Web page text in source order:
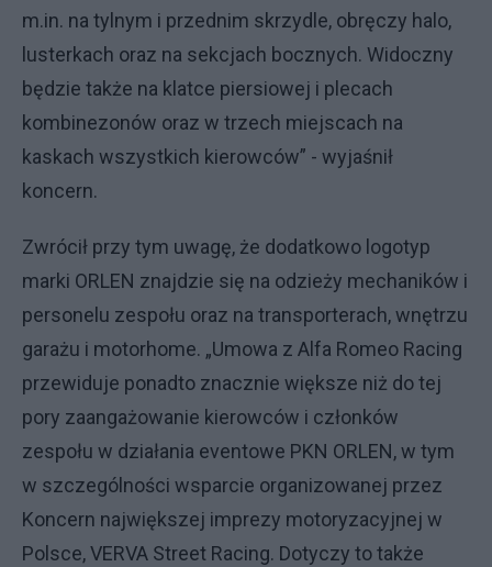
m.in. na tylnym i przednim skrzydle, obręczy halo,
lusterkach oraz na sekcjach bocznych. Widoczny
będzie także na klatce piersiowej i plecach
kombinezonów oraz w trzech miejscach na
kaskach wszystkich kierowców” - wyjaśnił
koncern.
Zwrócił przy tym uwagę, że dodatkowo logotyp
marki ORLEN znajdzie się na odzieży mechaników i
personelu zespołu oraz na transporterach, wnętrzu
garażu i motorhome. „Umowa z Alfa Romeo Racing
przewiduje ponadto znacznie większe niż do tej
pory zaangażowanie kierowców i członków
zespołu w działania eventowe PKN ORLEN, w tym
w szczególności wsparcie organizowanej przez
Koncern największej imprezy motoryzacyjnej w
Polsce, VERVA Street Racing. Dotyczy to także